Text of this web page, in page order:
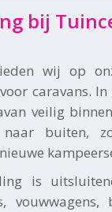
bij
wij op
caravans.
veilig
buiten,
is
vouwwagens,